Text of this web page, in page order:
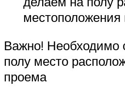
местоположения
Важно! Необходимо
полу место
проема